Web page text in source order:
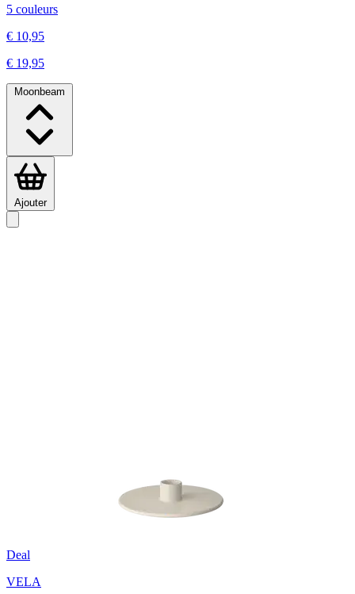
5 couleurs
€ 10,95
€ 19,95
Moonbeam
Ajouter
Deal
VELA